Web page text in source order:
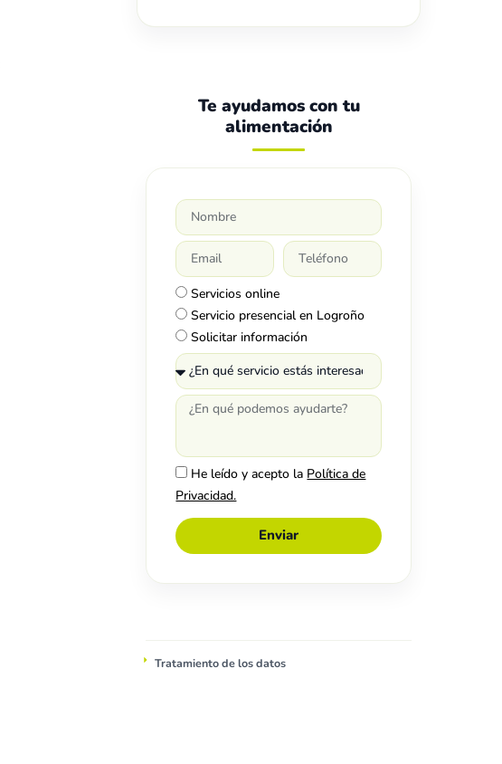
Te ayudamos con tu
alimentación
Servicios online
Servicio presencial en Logroño
Solicitar información
He leído y acepto la Política de
Privacidad.
Enviar
Tratamiento de los datos